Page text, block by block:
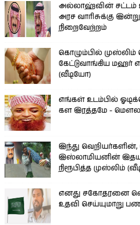
அல்லாஹ்வின் சட்டம்
அரச வாரிசுக்கு
நிறைவேற்றம்
கொழும்பில் முஸ்லிம்
கேட்டுவாங்கிய மஹர்
(வீடியோ)
எங்கள் உடம்பில்
கள இரத்­தமே -
இந்து வெறியர்களின்,
இஸ்லாமியனின் இதயம்
நிரூபித்த முஸ்லிம்
எனது சகோதரனை
உதவி செய்யுமாறு